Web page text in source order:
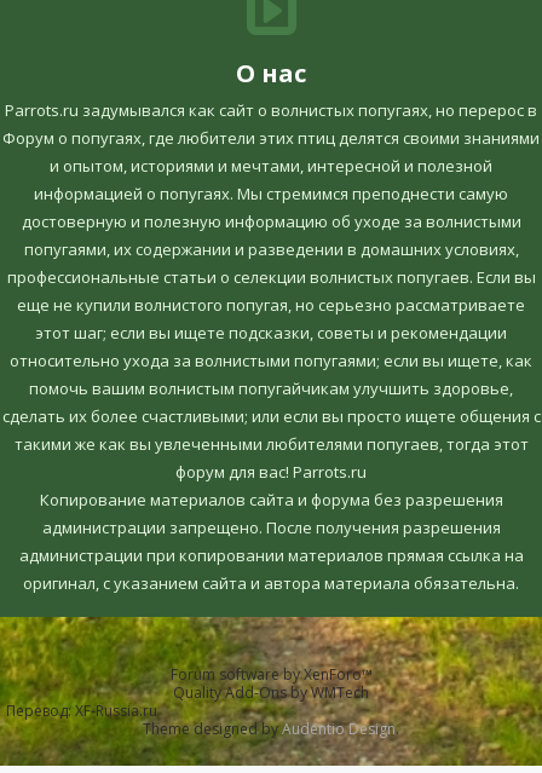
О нас
Parrots.ru задумывался как сайт о волнистых попугаях, но перерос в
Форум о попугаях, где любители этих птиц делятся своими знаниями
и опытом, историями и мечтами, интересной и полезной
информацией о попугаях. Мы стремимся преподнести самую
достоверную и полезную информацию об уходе за волнистыми
попугаями, их содержании и разведении в домашних условиях,
профессиональные статьи о селекции волнистых попугаев. Если вы
еще не купили волнистого попугая, но серьезно рассматриваете
этот шаг; если вы ищете подсказки, советы и рекомендации
относительно ухода за волнистыми попугаями; если вы ищете, как
помочь вашим волнистым попугайчикам улучшить здоровье,
сделать их более счастливыми; или если вы просто ищете общения с
такими же как вы увлеченными любителями попугаев, тогда этот
форум для вас! Parrots.ru
Копирование материалов сайта и форума без разрешения
администрации запрещено. После получения разрешения
администрации при копировании материалов прямая ссылка на
оригинал, c указанием сайта и автора материала обязательна.
Forum software by XenForo™
Quality Add-Ons by WMTech
Перевод:XF-Russia.ru
Theme designed byAudentio Design.